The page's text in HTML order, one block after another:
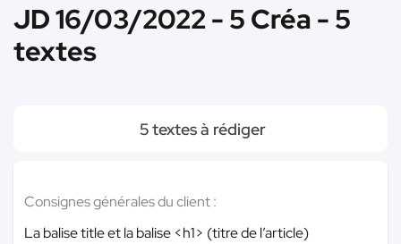
JD 16/03/2022 - 5 Créa - 5
textes
5 textes à rédiger
Consignes générales du client :
La balise title et la balise <h1> (titre de l’article)